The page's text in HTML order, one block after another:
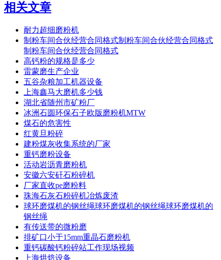
相关文章
耐力超细磨粉机
制粉车间合伙经营合同格式制粉车间合伙经营合同格式
制粉车间合伙经营合同格式
高钙粉的规格是多少
雷蒙磨生产企业
五谷杂粮加工机器设备
上海鑫马大磨机多少钱
湖北省随州市矿粉厂
冰洲石圆环保石子欧版磨粉机MTW
煤石的危害性
红黄旦粉碎
建粉煤灰收集系统的厂家
重钙磨粉设备
活动岩沥青磨粉机
安徽六安矸石粉碎机
厂家直收pe磨粉料
珠海石灰石粉碎机冶炼废渣
球环磨煤机的钢丝绳球环磨煤机的钢丝绳球环磨煤机的
钢丝绳
有传送带的微粉磨
排矿口小于15mm重晶石磨粉机
重钙碳酸钙粉碎站工作现场视频
上海烘焙设备